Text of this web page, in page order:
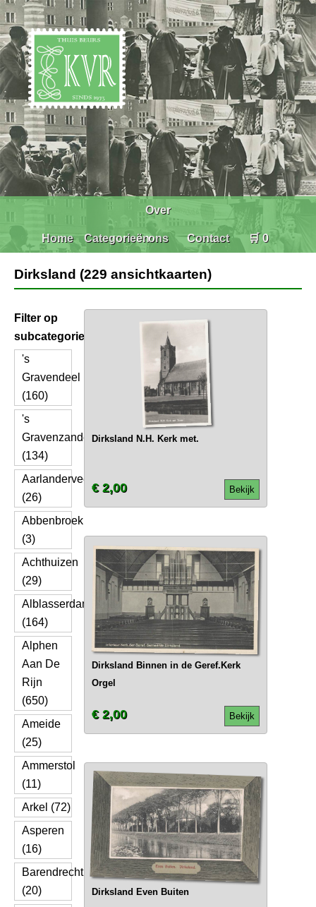
Home Categorieën
Over
ons Contact 🛒 0
Dirksland (229 ansichtkaarten)
Filter op
subcategorie
's
Gravendeel
(160)
's
Gravenzande
(134)
Aarlanderveen
(26)
Abbenbroek
(3)
Achthuizen
(29)
Alblasserdam
(164)
Alphen
Aan De
Rijn
(650)
Ameide
(25)
Ammerstol
(11)
Arkel (72)
Asperen
(16)
Barendrecht
(20)
Dirksland N.H. Kerk met.
Bekijk
€ 2,00
Dirksland Binnen in de Geref.Kerk
Orgel
Bekijk
€ 2,00
Dirksland Even Buiten